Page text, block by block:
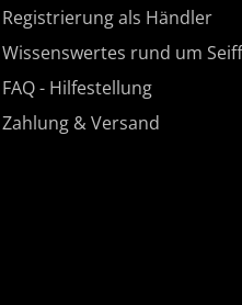
Registrierung als Händler
Wissenswertes rund um
FAQ - Hilfestellung
Zahlung & Versand